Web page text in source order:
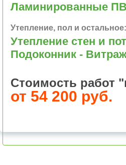
Ламинированные
Утепление, пол и остальное:
Утепление стен и
Подоконник -
Стоимость работ
от 54 200 руб.